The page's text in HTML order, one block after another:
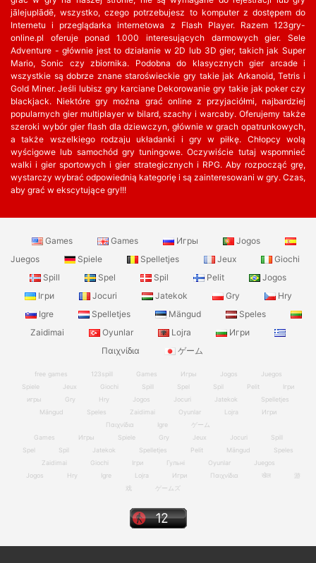
jālejuplādē, wszystko, czego potrzebujesz to komputer z dostępem do
Internetu i przeglądarka internetowa z Flash Player. Razem 123gry-
online.pl oferuje ponad 1.000 interesujących darmowych gier. Sele
Adventure - głównie jest to działanie w 2D lub 3D gier, takich jak Super
Mario, Sonic czy zbiornika. Podobna do klasycznych gier arcade i
wszystkie są dobrze znane staroświeckie gry takie jak Arkanoid, Tetris i
Gold Miner. Jeśli lubisz gry karciane Dekorowanie gry takie jak poker czy
blackjack. Niektóre gry można grać online z przyjaciółmi, najbardziej
popularnych gier multiplayer w bilard, szachy i warcaby. Oferujemy także
szeroki wybór gier flash dla dziewczyn, głównie w grach opatrunkowych,
a także wszelkiego rodzaju układanki i gry w piłkę. Chłopcy wolą
wyścigowe lub samochód gry tuningowe. Oczywiście tutaj wspomnieć
walki i gier sportowych i gier strategicznych i RPG. Aby rozpocząć grę,
wystarczy wybrać odpowiednią kategorię i są zainteresowani w gry. Czas,
aby grać w ekscytujące gry!!!
Games Games Игры
Jogos
Juegos
Spiele Spelletjes Jeux
Giochi
Spill
Spel Spil Pelit
Jogos
Ігри
Jocuri Jatekok Gry
Hry
Igre
Spelletjes Mängud
Speles
Zaidimai
Oyunlar Lojra
Игри
Παιχνίδια
ゲーム
free games 123spill Games Игры Jogos
Juegos
Spiele
Jeux Giochi Spill Spel Spil Pelit
Ігри
игры
Gry Hry Jogos Jocuri Jatekok
Spelletjes
Mängud
Speles Zaidimai Oyunlar Lojra
Игри
Παιχνίδια
Igre
ゲーム
Games
Игры Spiele Gry Jeux Jocuri
Spill
Spel
Spil Jatekok Spelletjes Pelit Mängud
Speles
Zaidimai
Giochi Ігри Гульні Oyunlar
Juegos
Jogos
Hry Igre Lojra Игри Παιχνίδια खेल
游
戏
ゲームズ